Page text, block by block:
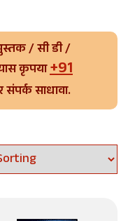
/ सी डी /
कृपया+91
संपर्क साधावा.